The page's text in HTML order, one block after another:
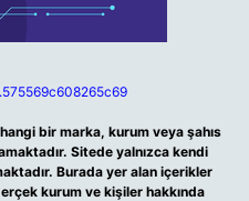
bir marka, kurum veya şahıs
Sitede yalnızca kendi
Burada yer alan içerikler
kurum ve kişiler hakkında